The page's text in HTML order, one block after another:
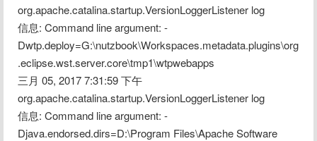
org.apache.catalina.startup.VersionLoggerListener log
信息: Command line argument: -
Dwtp.deploy=G:\nutzbook\Workspaces.metadata.plugins\org
.eclipse.wst.server.core\tmp1\wtpwebapps
三月 05, 2017 7:31:59 下午
org.apache.catalina.startup.VersionLoggerListener log
信息: Command line argument: -
Djava.endorsed.dirs=D:\Program Files\Apache Software